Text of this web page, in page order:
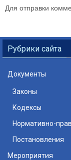
Для отправки
Рубрики сайта
Документы
Законы
Кодексы
Нормативно-
Постановления
Мероприятия